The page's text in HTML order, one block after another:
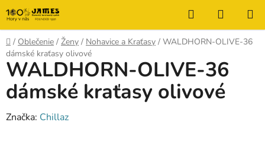
Prejsť
na
obsah
Hľadať
KOŠÍK
Domov
/ Oblečenie / Ženy / Nohavice a Kraťasy / WALDHORN-OLIVE-36
dámské kraťasy olivové
WALDHORN-OLIVE-36
dámské kraťasy olivové
Značka: Chillaz